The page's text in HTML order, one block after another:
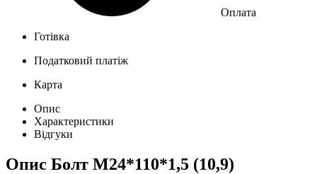
Оплата
Готівка
Податковий платіж
Карта
Опис
Характеристики
Відгуки
Опис Болт М24*110*1,5 (10,9)